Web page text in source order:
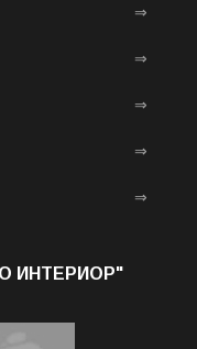
⇒
⇒
⇒
⇒
⇒
ИНТЕРИОР"